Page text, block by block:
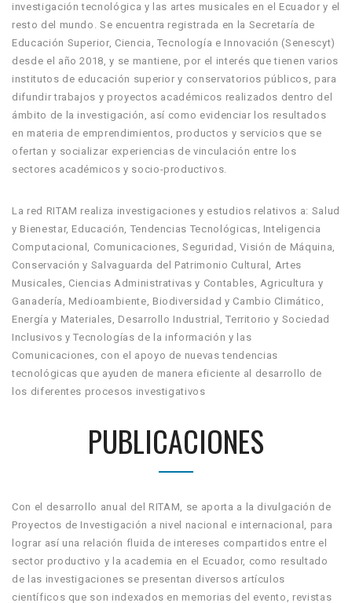
investigación tecnológica y las artes musicales en el Ecuador y el
resto del mundo. Se encuentra registrada en la Secretaría de
Educación Superior, Ciencia, Tecnología e Innovación (Senescyt)
desde el año 2018, y se mantiene, por el interés que tienen varios
institutos de educación superior y conservatorios públicos, para
difundir trabajos y proyectos académicos realizados dentro del
ámbito de la investigación, así como evidenciar los resultados
en materia de emprendimientos, productos y servicios que se
ofertan y socializar experiencias de vinculación entre los
sectores académicos y socio-productivos.
La red RITAM realiza investigaciones y estudios relativos a: Salud
y Bienestar, Educación, Tendencias Tecnológicas, Inteligencia
Computacional, Comunicaciones, Seguridad, Visión de Máquina,
Conservación y Salvaguarda del Patrimonio Cultural, Artes
Musicales, Ciencias Administrativas y Contables, Agricultura y
Ganadería, Medioambiente, Biodiversidad y Cambio Climático,
Energía y Materiales, Desarrollo Industrial, Territorio y Sociedad
Inclusivos y Tecnologías de la información y las
Comunicaciones, con el apoyo de nuevas tendencias
tecnológicas que ayuden de manera eficiente al desarrollo de
los diferentes procesos investigativos
PUBLICACIONES
Con el desarrollo anual del RITAM, se aporta a la divulgación de
Proyectos de Investigación a nivel nacional e internacional, para
lograr así una relación fluida de intereses compartidos entre el
sector productivo y la academia en el Ecuador, como resultado
de las investigaciones se presentan diversos artículos
científicos que son indexados en memorias del evento, revistas